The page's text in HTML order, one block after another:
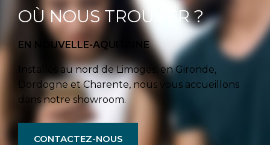
OÙ NOUS TROUVER ?
EN NOUVELLE-AQUITAINE
Installés au nord de Limoges, en Gironde,
Dordogne et Charente, nous vous accueillons
dans notre showroom.
CONTACTEZ-NOUS